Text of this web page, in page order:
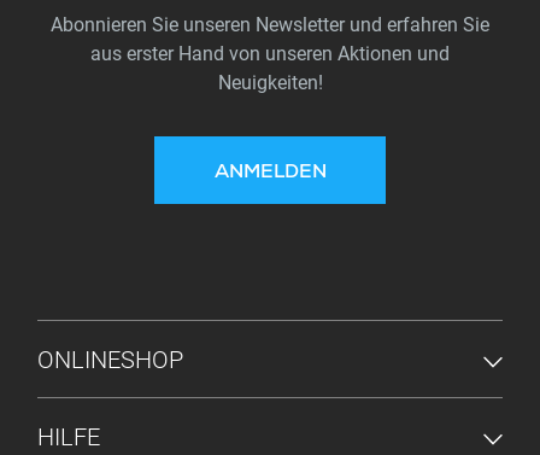
Abonnieren Sie unseren Newsletter und erfahren Sie
aus erster Hand von unseren Aktionen und
Neuigkeiten!
ANMELDEN
FUSSZEILENMENÜ
ONLINESHOP
HILFE